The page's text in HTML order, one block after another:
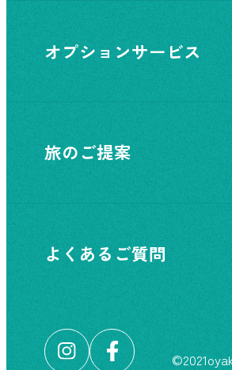
オプションサービス
旅のご提案
よくあるご質問